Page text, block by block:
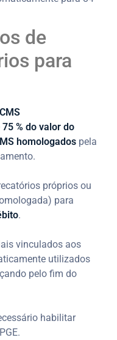
de
para
75 % do valor do
homologados pela
próprios ou
para
.
vinculados aos
utilizados
pelo fim do
habilitar